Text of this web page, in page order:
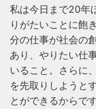
私は今日まで20年
りがたいことに飽
分の仕事が社会の
あり、やりたい仕
いること。さらに
を先取りしようと
とができるからで